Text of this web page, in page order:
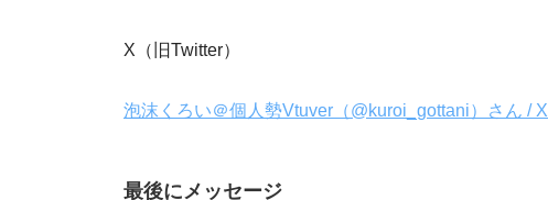
X（旧Twitter）
泡沫くろい＠個人勢Vtuver（@kuroi_gottani）さん / X
最後にメッセージ